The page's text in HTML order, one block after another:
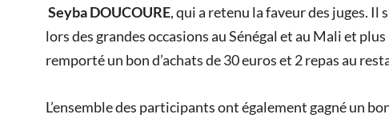
Seyba DOUCOURE, qui a retenu la faveur des juges. Il
lors des grandes occasions au Sénégal et au Mali et
remporté un bon d’achats de 30 euros et 2 repas au
L’ensemble des participants ont également gagné un